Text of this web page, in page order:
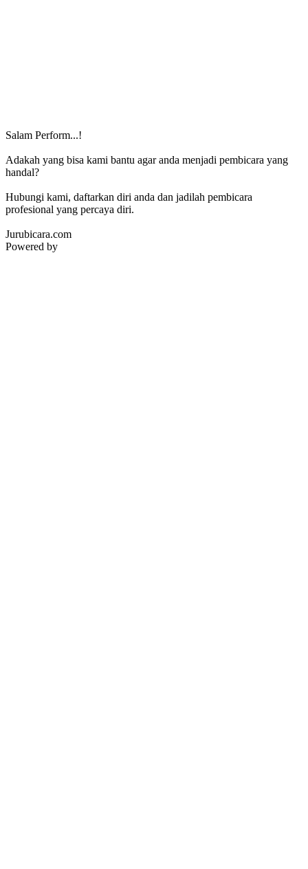
Salam Perform...!
Adakah yang bisa kami bantu agar anda menjadi pembicara yang
handal?
Hubungi kami, daftarkan diri anda dan jadilah pembicara
profesional yang percaya diri.
Jurubicara.com
Powered by